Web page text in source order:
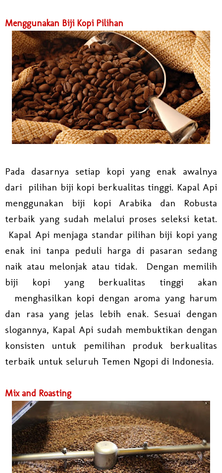
Menggunakan Biji Kopi Pilihan
Pada dasarnya setiap kopi yang enak awalnya
dari
pilihan biji kopi berkualitas tinggi. Kapal Api
menggunakan biji kopi Arabika dan Robusta
terbaik yang sudah melalui proses seleksi ketat.
Kapal Api menjaga standar pilihan biji kopi yang
enak ini tanpa peduli harga di pasaran sedang
naik atau melonjak atau tidak.
Dengan memilih
biji kopi yang berkualitas tinggi akan
menghasilkan kopi dengan aroma yang harum
dan rasa yang jelas lebih enak. Sesuai dengan
slogannya, Kapal Api sudah membuktikan dengan
konsisten untuk pemilihan produk berkualitas
terbaik untuk seluruh Temen Ngopi di Indonesia.
Mix and Roasting